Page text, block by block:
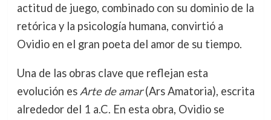
actitud de juego, combinado con su dominio de la
retórica y la psicología humana, convirtió a
Ovidio en el gran poeta del amor de su tiempo.
Una de las obras clave que reflejan esta
evolución es Arte de amar(Ars Amatoria), escrita
alrededor del 1 a.C. En esta obra, Ovidio se